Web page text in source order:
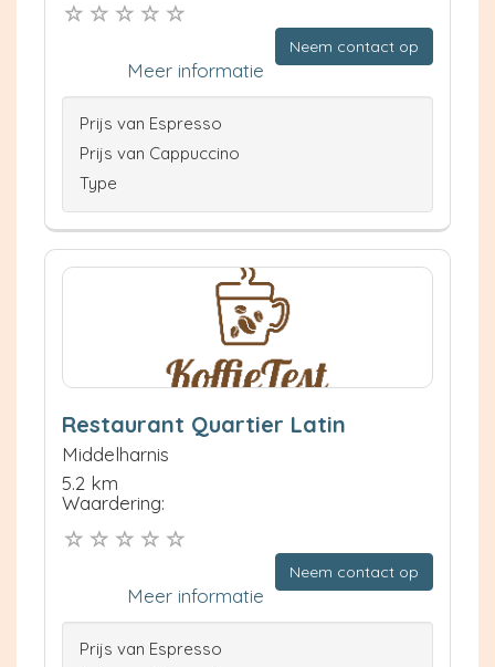
Neem contact op
Meer informatie
Prijs van Espresso
Prijs van Cappuccino
Type
Restaurant Quartier Latin
Middelharnis
5.2 km
Waardering:
Neem contact op
Meer informatie
Prijs van Espresso